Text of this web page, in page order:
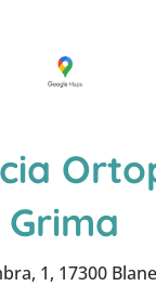
Grima
1, 17300